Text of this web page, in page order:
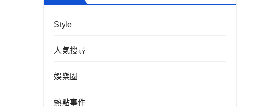
Style
人氣搜尋
娛樂圈
熱點事件